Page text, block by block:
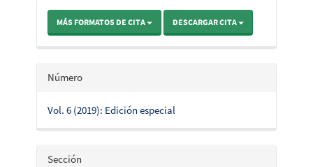
MÁS FORMATOS DE CITA DESCARGAR CITA
Número
Vol. 6 (2019): Edición especial
Sección